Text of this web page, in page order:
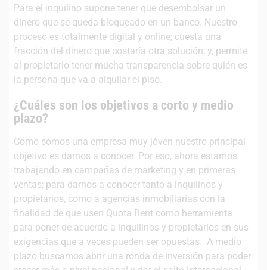
Para el inquilino supone tener que desembolsar un
dinero que se queda bloqueado en un banco. Nuestro
proceso es totalmente digital y online; cuesta una
fracción del dinero que costaría otra solución; y, permite
al propietario tener mucha transparencia sobre quién es
la persona que va a alquilar el piso.
¿Cuáles son los objetivos a corto y medio
plazo?
Como somos una empresa muy jóven nuestro principal
objetivo es darnos a conocer. Por eso, ahora estamos
trabajando en campañas de marketing y en primeras
ventas; para darnos a conocer tanto a inquilinos y
propietarios, como a agencias inmobiliarias con la
finalidad de que usen Quota Rent como herramienta
para poner de acuerdo a inquilinos y propietarios en sus
exigencias que a veces pueden ser opuestas. A medio
plazo buscamos abrir una ronda de inversión para poder